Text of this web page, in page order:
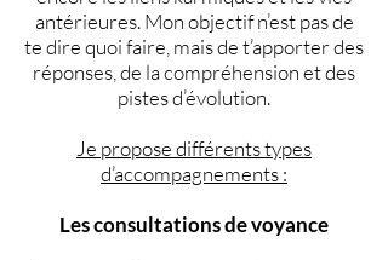
antérieures. Mon objectif n’est pas de
te dire quoi faire, mais de t’apporter des
réponses, de la compréhension et des
pistes d’évolution.
Je propose différents types
d’accompagnements :
Les consultations de voyance